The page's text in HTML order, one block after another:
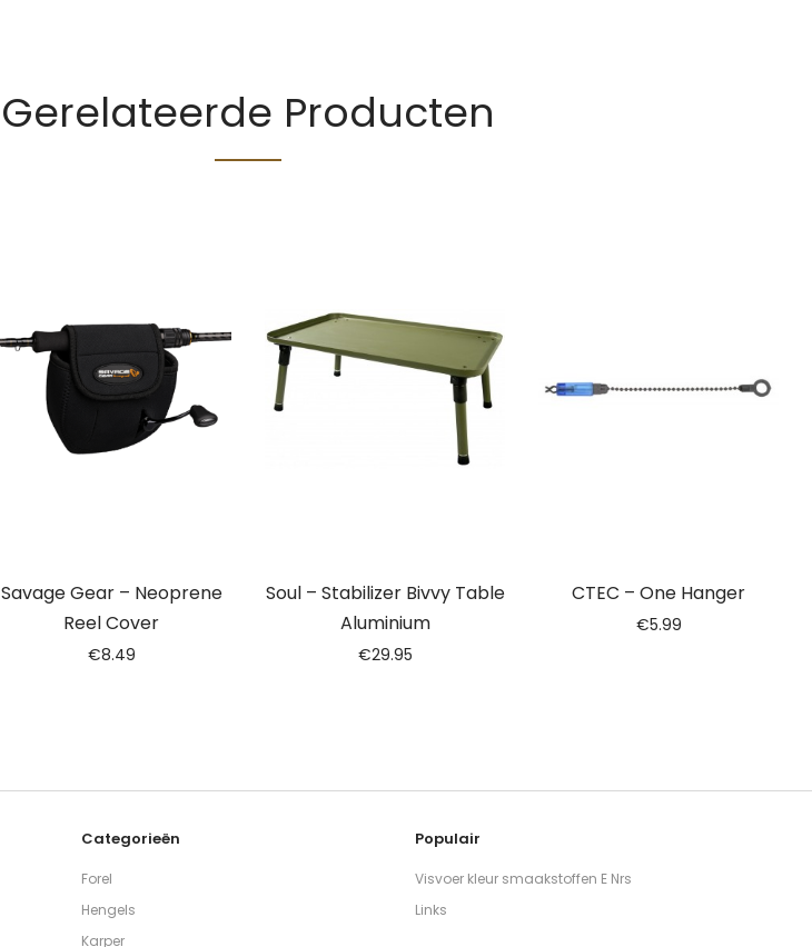
Gerelateerde Producten
Savage Gear – Neoprene
Reel Cover
€8.49
Soul – Stabilizer Bivvy Table
Aluminium
€29.95
CTEC – One Hanger
€5.99
Categorieën
Forel
Hengels
Karper
Populair
Visvoer kleur smaakstoffen E Nrs
Links